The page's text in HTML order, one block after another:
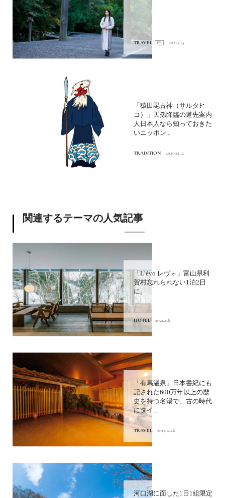
TRAVEL 2021.1.14
「猿田毘古神（サルタヒ
コ）」天孫降臨の道先案内
人日本人なら知っておきた
いニッポン...
TRADITION 2020.12.12
関連するテーマの人気記事
「L’évo レヴォ」富山県利
賀村忘れられない1泊2日
に。
HOTEL 2021.4.6
「有馬温泉」日本書紀にも
記された600万年以上の歴
史を持つ名湯で、古の時代
にタイ...
TRAVEL 2017.12.26
河口湖に面した1日1組限定